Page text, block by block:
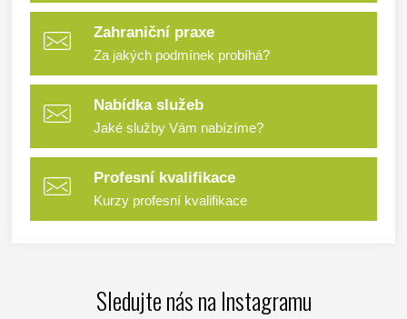
Zahraniční praxe
Za jakých podmínek probíhá?
Nabídka služeb
Jaké služby Vám nabízíme?
Profesní kvalifikace
Kurzy profesní kvalifikace
Sledujte nás na Instagramu